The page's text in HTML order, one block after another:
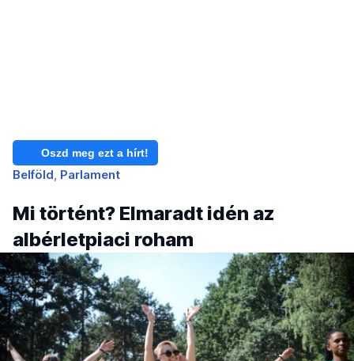
Oszd meg ezt a hírt!
Belföld Parlament
Mi történt? Elmaradt idén az
albérletpiaci roham